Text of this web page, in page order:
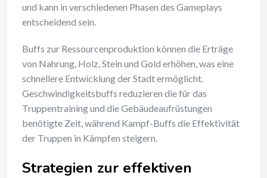
und kann in verschiedenen Phasen des Gameplays
entscheidend sein.
Buffs zur Ressourcenproduktion können die Erträge
von Nahrung, Holz, Stein und Gold erhöhen, was eine
schnellere Entwicklung der Stadt ermöglicht.
Geschwindigkeitsbuffs reduzieren die für das
Truppentraining und die Gebäudeaufrüstungen
benötigte Zeit, während Kampf-Buffs die Effektivität
der Truppen in Kämpfen steigern.
Strategien zur effektiven